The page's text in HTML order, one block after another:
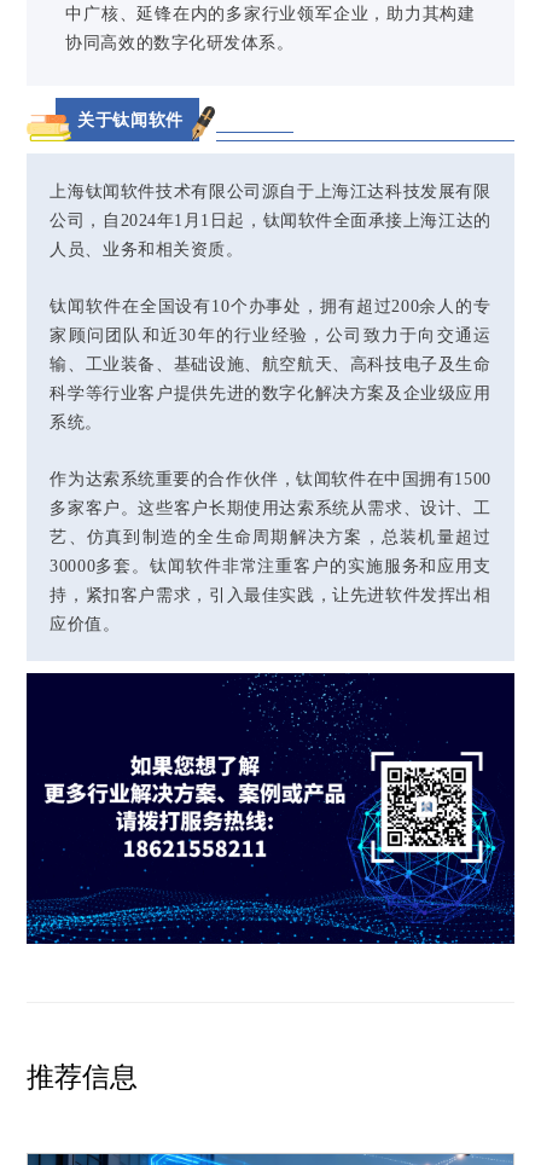
中广核、延锋在内的多家行业领军企业，助力其构建
协同高效的数字化研发体系。
关于钛闻软件
上海钛闻软件技术有限公司源自于上海江达科技发展有限
公司，自2024年1月1日起，钛闻软件全面承接上海江达的
人员、业务和相关资质。
钛闻软件在全国设有10个办事处，拥有超过200余人的专
家顾问团队和近30年的行业经验，公司致力于向交通运
输、工业装备、基础设施、航空航天、高科技电子及生命
科学等行业客户提供先进的数字化解决方案及企业级应用
系统。
作为达索系统重要的合作伙伴，钛闻软件在中国拥有1500
多家客户。这些客户长期使用达索系统从需求、设计、工
艺、仿真到制造的全生命周期解决方案，总装机量超过
30000多套。钛闻软件非常注重客户的实施服务和应用支
持，紧扣客户需求，引入最佳实践，让先进软件发挥出相
应价值。
推荐信息